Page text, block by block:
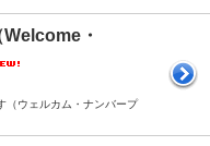
・
（ウェルカム・ナンバープ